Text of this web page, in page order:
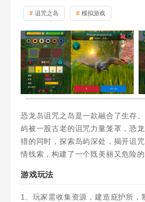
诅咒之岛 模拟游戏
恐龙岛诅咒之岛是一款融合了生存
屿被一股古老的诅咒力量笼罩，恐
猎的同时，探索岛屿深处，揭开诅
情线索，构建了一个既美丽又危险的
游戏玩法
1、玩家需收集资源，建造庇护所，